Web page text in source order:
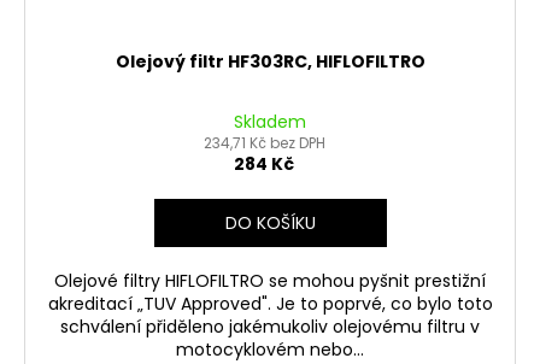
Olejový filtr HF303RC, HIFLOFILTRO
Skladem
234,71 Kč bez DPH
284 Kč
DO KOŠÍKU
Olejové filtry HIFLOFILTRO se mohou pyšnit prestižní
akreditací „TUV Approved". Je to poprvé, co bylo toto
schválení přiděleno jakémukoliv olejovému filtru v
motocyklovém nebo...